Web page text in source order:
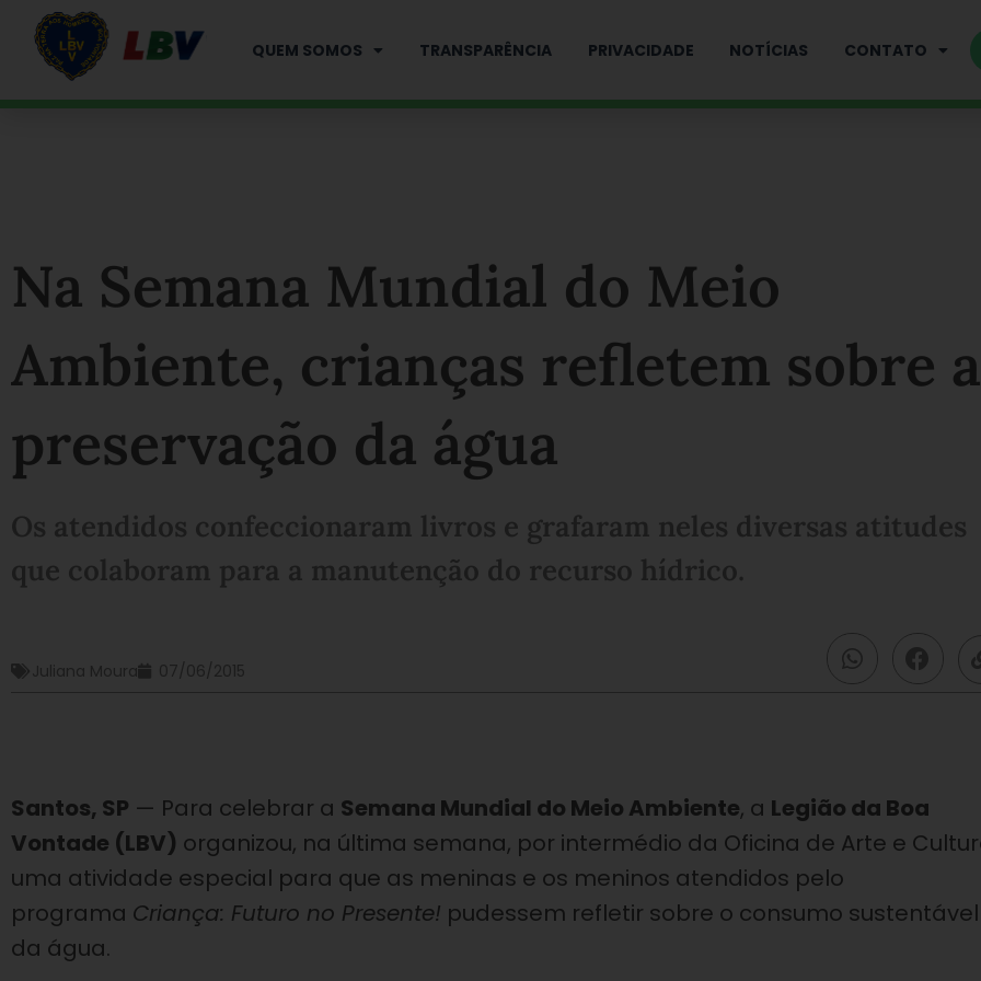
QUEM SOMOS TRANSPARÊNCIA PRIVACIDADE NOTÍCIAS CONTATO
Na Semana Mundial do Meio
Ambiente, crianças refletem sobre a
preservação da água
Os atendidos confeccionaram livros e grafaram neles diversas atitudes
que colaboram para a manutenção do recurso hídrico.
Juliana Moura 07/06/2015
Santos, SP — Para celebrar a Semana Mundial do Meio Ambiente, a Legião da Boa
Vontade (LBV) organizou, na última semana, por intermédio da Oficina de Arte e
uma atividade especial para que as meninas e os meninos atendidos pelo
programa Criança: Futuro no Presente! pudessem refletir sobre o consumo sustentável
da água.